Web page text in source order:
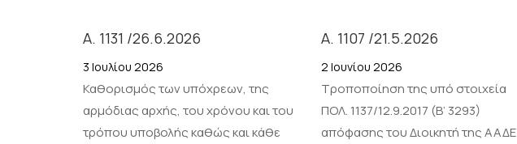
Α. 1131 /26.6.2026
3 Ιουλίου 2026
Καθορισμός των υπόχρεων, της
αρμόδιας αρχής, του χρόνου και του
τρόπου υποβολής καθώς και κάθε
Α. 1107 /21.5.2026
2 Ιουνίου 2026
Τροποποίηση της υπό στοιχεία
ΠΟΛ. 1137/12.9.2017 (Β’ 3293)
απόφασης του Διοικητή της ΑΑΔΕ